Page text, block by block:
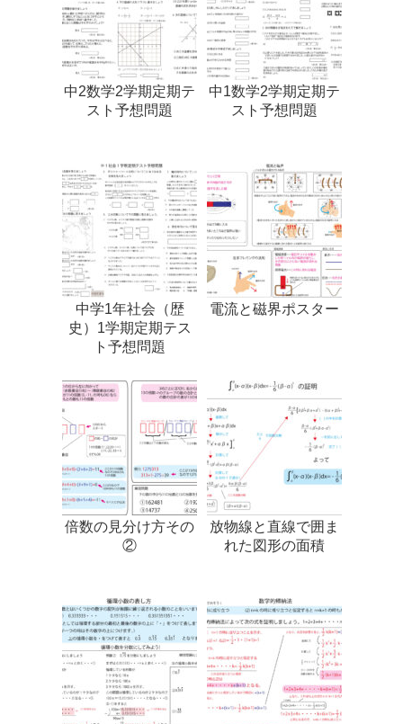
中2数学2学期定期テ
スト予想問題
中1数学2学期定期テ
スト予想問題
中学1年社会（歴
史）1学期定期テス
ト予想問題
電流と磁界ポスター
倍数の見分け方その
②
放物線と直線で囲ま
れた図形の面積